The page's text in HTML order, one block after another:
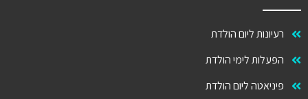
רעיונות ליום הולדת
הפעלות לימי הולדת
פיניאטה ליום הולדת